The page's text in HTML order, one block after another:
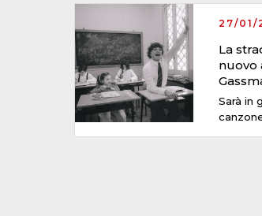
27/01/
La
nuovo
Sarà in